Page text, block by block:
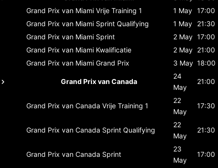
Grand Prix van Miami Vrije Training 1 1 May 17:00
Grand Prix van Miami Sprint Qualifying 1 May
21:30
Grand Prix van Miami Sprint 2 May 17:00
Grand Prix van Miami Kwalificatie 2 May 21:00
Grand Prix van Miami Grand Prix 3 May 18:00
Grand Prix van Canada
24
May
21:00
Grand Prix van Canada Vrije Training 1
22
May
17:30
Grand Prix van Canada Sprint Qualifying
22
May
21:30
Grand Prix van Canada Sprint
23
May
17:00